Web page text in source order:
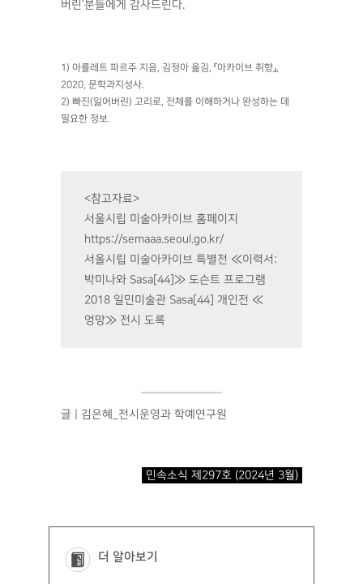
버린’분들에게 감사드린다.
1) 아를레트 파르주 지음, 김정아 옮김, 『아카이브 취향』,
2020, 문학과지성사.
2) 빠진(잃어버린) 고리로, 전체를 이해하거나 완성하는 데
필요한 정보.
<참고자료>
서울시립 미술아카이브 홈페이지
https://semaaa.seoul.go.kr/
서울시립 미술아카이브 특별전 ≪이력서:
박미나와 Sasa[44]≫ 도슨트 프로그램
2018 일민미술관 Sasa[44] 개인전 ≪
엉망≫ 전시 도록
글 | 김은혜_전시운영과 학예연구원
민속소식 제297호 (2024년 3월)
더 알아보기